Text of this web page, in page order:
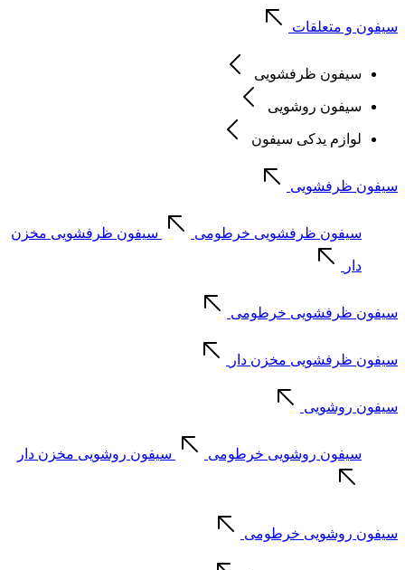
سیفون و متعلقات
سیفون ظرفشویی
سیفون روشویی
لوازم یدکی سیفون
سیفون ظرفشویی
سیفون ظرفشویی خرطومی سیفون ظرفشویی مخزن
دار
سیفون ظرفشویی خرطومی
سیفون ظرفشویی مخزن دار
سیفون روشویی
سیفون روشویی خرطومی سیفون روشویی مخزن دار
سیفون روشویی خرطومی